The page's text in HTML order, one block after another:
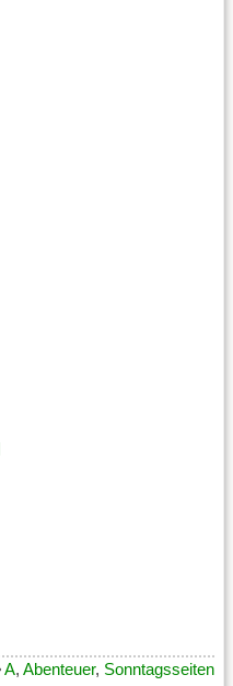
A, Abenteuer, Sonntagsseiten